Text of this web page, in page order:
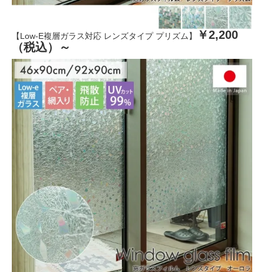
【Low-E複層ガラス対応 レンズタイプ プリズム】
￥2,200
（税込）～